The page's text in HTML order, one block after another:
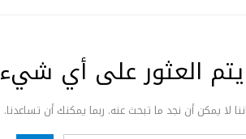
العثور على أي شيء
لا يمكن أن نجد ما تبحث عنه. ربما يمكنك أن تساعدنا.